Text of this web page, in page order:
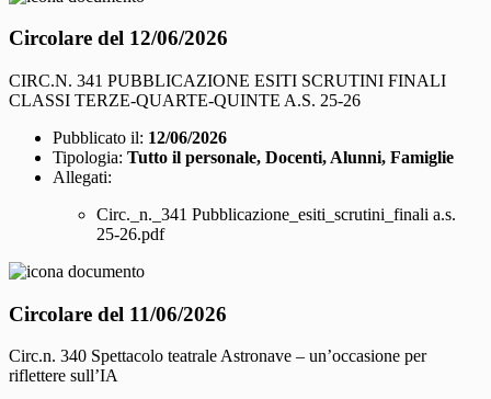
Circolare del 12/06/2026
CIRC.N. 341 PUBBLICAZIONE ESITI SCRUTINI FINALI
CLASSI TERZE-QUARTE-QUINTE A.S. 25-26
Pubblicato il: 12/06/2026
Tipologia: Tutto il personale, Docenti, Alunni, Famiglie
Allegati:
Circ._n._341 Pubblicazione_esiti_scrutini_finali a.s.
25-26.pdf
Circolare del 11/06/2026
Circ.n. 340 Spettacolo teatrale Astronave – un’occasione per
riflettere sull’IA